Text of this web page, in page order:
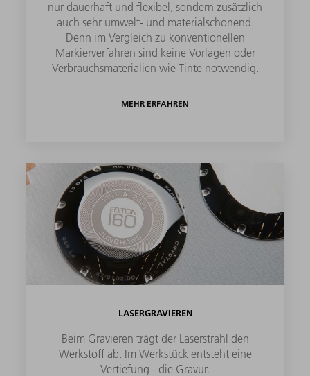
nur dauerhaft und flexibel, sondern zusätzlich
auch sehr umwelt- und materialschonend.
Denn im Vergleich zu konventionellen
Markierverfahren sind keine Vorlagen oder
Verbrauchsmaterialien wie Tinte notwendig.
MEHR ERFAHREN
LASERGRAVIEREN
Beim Gravieren trägt der Laserstrahl den
Werkstoff ab. Im Werkstück entsteht eine
Vertiefung - die Gravur.